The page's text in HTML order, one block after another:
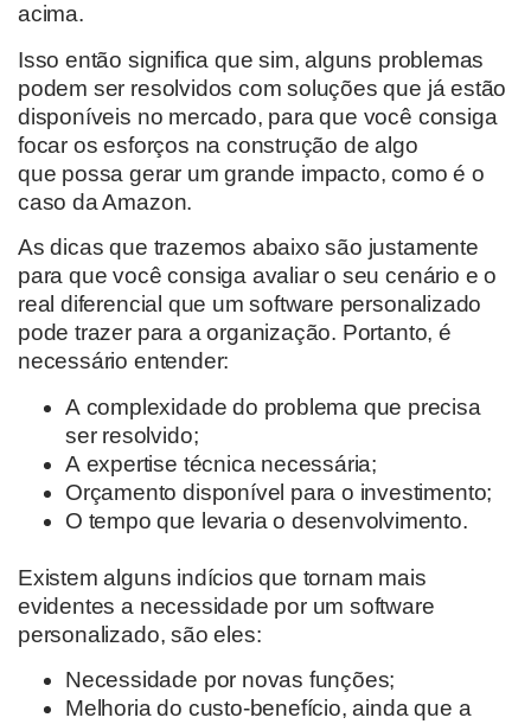
acima.
Isso então significa que sim, alguns problemas
podem ser resolvidos com soluções que já estão
disponíveis no mercado, para que você consiga
focar os esforços na construção de algo
que possa gerar um grande impacto, como é o
caso da Amazon.
As dicas que trazemos abaixo são justamente
para que você consiga avaliar o seu cenário e o
real diferencial que umsoftware personalizado
pode trazer para a organização. Portanto, é
necessário entender:
A complexidadedo problema que precisa
ser resolvido;
A expertise técnica necessária;
Orçamento disponível para o investimento;
O tempo que levaria o desenvolvimento.
Existem alguns indícios que tornam mais
evidentes a necessidade por um software
personalizado, são eles:
Necessidade por novas funções;
Melhoria do custo-benefício, ainda que a